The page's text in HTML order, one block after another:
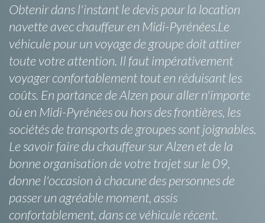
Obtenir dans l'instant le devis pour la location
navette avec chauffeur en Midi-Pyrénées.Le
véhicule pour un voyage de groupe doit attirer
toute votre attention. Il faut impérativement
voyager confortablement tout en réduisant les
coûts. En partance de Alzen pour aller n'importe
où en Midi-Pyrénées ou hors des frontières, les
sociétés de transports de groupes sont joignables.
Le savoir faire du chauffeur sur Alzen et de la
bonne organisation de votre trajet sur le 09,
donne l'occasion à chacune des personnes de
passer un agréable moment, assis
confortablement, dans ce véhicule récent.